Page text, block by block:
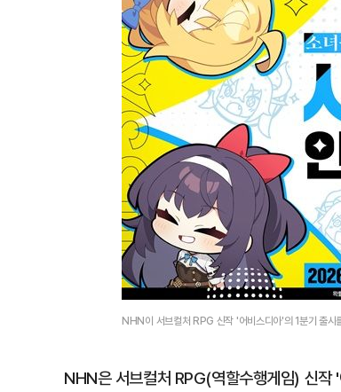
NHN이 서브컬처 RPG 신작 '어비스디아'의 1분기 출
NHN은 서브컬처 RPG(역할수행게임) 신작